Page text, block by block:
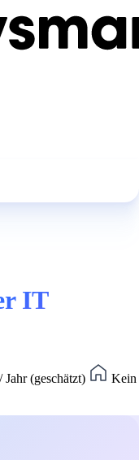
IT
(geschätzt)
Kein